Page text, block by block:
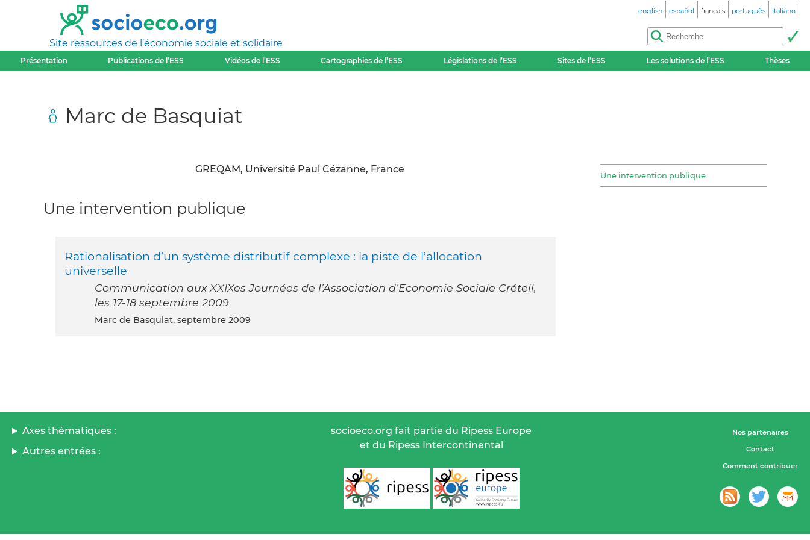
Site ressources de l’économie sociale et solidaire
english español français português italiano
Présentation Publications de l’ESS Vidéos de l’ESS Cartographies de l’ESS Législations de l’ESS Sites de l’ESS Les solutions de l’ESS Thèses
Marc de Basquiat
GREQAM, Université Paul Cézanne, France
Une intervention publique
Une intervention publique
Rationalisation d’un système distributif complexe : la piste de l’allocation
universelle
Communication aux XXIXes Journées de l’Association d’Economie Sociale Créteil,
les 17-18 septembre 2009
Marc de Basquiat, septembre 2009
Axes thématiques :
Autres entrées :
socioeco.org fait partie du Ripess Europe
et du Ripess Intercontinental
Nos partenaires
Contact
Comment contribuer